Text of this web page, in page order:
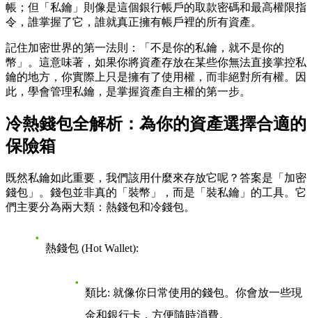
帳；但「私鑰」則像是這個銀行帳戶的取款密碼和最高權限指
令，誰掌握了它，誰就真正擁有帳戶裡的所有資產。
記住加密世界的第一法則：「不是你的私鑰，就不是你的
幣」。這意味著，如果你將資產存放在某些你無法直接掌控私
鑰的地方，你實際上只是擁有了使用權，而非絕對所有權。因
此，學會管理私鑰，是掌握資產自主權的第一步。
冷熱錢包全解析：為你的資產選擇合適的
保險箱
既然私鑰如此重要，我們該用什麼來存放它呢？答案是「加密
錢包」。錢包並非真的「裝幣」，而是「裝私鑰」的工具。它
們主要分為兩大類：熱錢包和冷錢包。
熱錢包 (Hot Wallet):
類比: 就像你日常使用的錢包。你會放一些現
金和銀行卡，方便隨時消費。